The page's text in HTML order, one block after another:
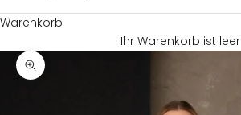
Warenkorb
Ihr Warenkorb ist leer
Bild vergrößern